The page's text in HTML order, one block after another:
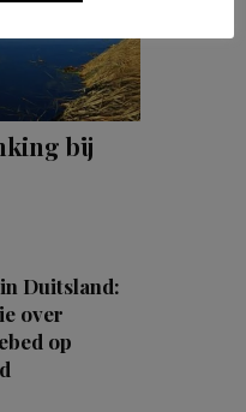
bij
Duitsland:
over
op